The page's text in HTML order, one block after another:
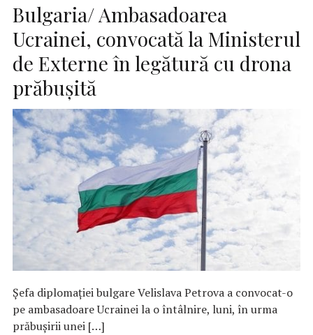
Bulgaria/ Ambasadoarea
Ucrainei, convocată la Ministerul
de Externe în legătură cu drona
prăbuşită
Şefa diplomaţiei bulgare Velislava Petrova a convocat-o
pe ambasadoare Ucrainei la o întâlnire, luni, în urma
prăbuşirii unei […]